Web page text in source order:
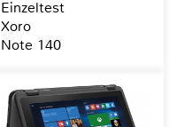
Einzeltest
Xoro
Note 140